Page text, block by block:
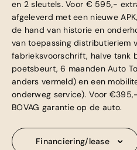
en 2 sleutels. Voor € 595,-
afgeleverd met een nieuwe
de hand van historie en
van toepassing distributieriem
fabrieksvoorschrift, halve tank
poetsbeurt, 6 maanden Auto
anders vermeld) en een
onderweg service). Voor
BOVAG garantie op de auto.
Financiering/lease